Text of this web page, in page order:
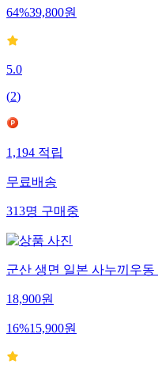
64%39,800원
5.0
(2)
1,194 적립
무료배송
313명 구매중
군산 생면 일본 사누끼우
18,900원
16%15,900원